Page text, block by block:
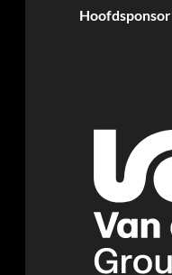
Hoofdsponsor